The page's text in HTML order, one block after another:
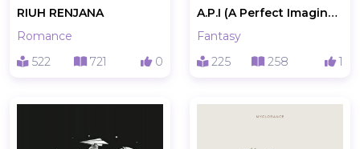
RIUH RENJANA
Romance
522
721 0
A.P.I (A Perfect Imaginer)
Fantasy
225
258 1